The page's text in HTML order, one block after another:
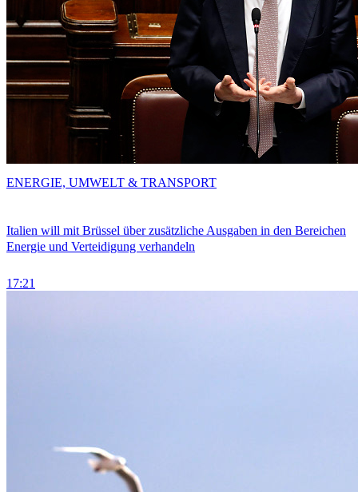
Italien will mit Brüssel über zusätzliche Ausgaben in den Bereichen
Energie und Verteidigung verhandeln
17:21
ENERGIE, UMWELT & TRANSPORT